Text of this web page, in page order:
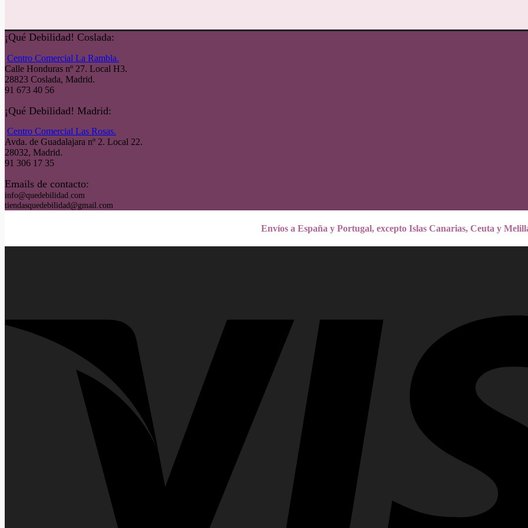
¡Qué Debilidad! Coslada:
Centro Comercial La Rambla.
Calle Honduras nº 27. Local H3.
28823 Coslada, Madrid.
91 673 40 56
¡Qué Debilidad! Madrid:
Centro Comercial Las Rosas.
Avda. de Guadalajara nº 2. Local 22.
28032, Madrid.
91 306 17 35
Emails de contacto:
info@quedebilidad.com
tiendasquedebilidad@gmail.com
Envíos a España y Portugal, excepto Islas Canarias, Ceuta y